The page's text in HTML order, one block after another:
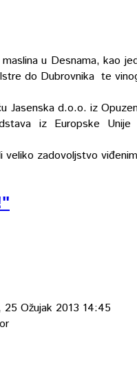
u Desnama, kao
do Dubrovnika te
Jasenska d.o.o. iz
iz Europske
veliko zadovoljstvo
Ožujak 2013 14:45